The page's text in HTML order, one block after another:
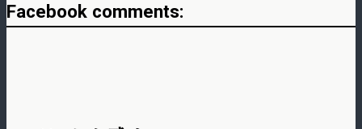
Facebook comments: